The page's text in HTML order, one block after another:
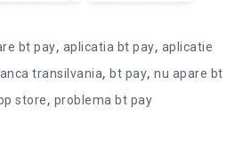
bt pay, aplicatia bt pay, aplicatie
transilvania,bt pay,nu apare bt
store, problema bt pay